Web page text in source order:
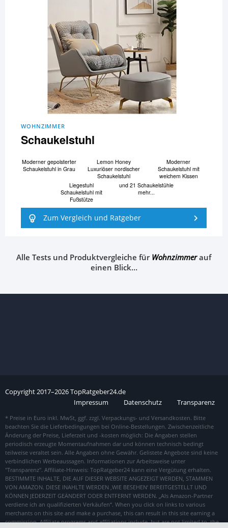
WOHNZIMMER
Schaukelstuhl
Moderner gepolsterter
Schaukelstuhl in Grau
Lemon Honey
Luxuriöser nordischer
Schaukelstuhl
Moderner
Schaukelstuhl mit
weichem Kissen
Liegestuhl
Schaukelstuhl mit
Fußstütze
und 21 Schaukelstühle
mehr...
Zum Vergleich und Ratgeber
Alle Tests und Produktvergleiche fürWohnzimmerauf
einen Blick…
Copyright2017–2026TopRatgeber24.de
Impressum
Datenschutz Transparenz